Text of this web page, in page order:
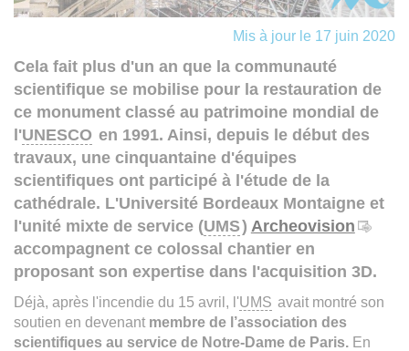
Mis à jour le 17 juin 2020
Cela fait plus d'un an que la communauté
scientifique se mobilise pour la restauration de
ce monument classé au patrimoine mondial de
l'UNESCO en 1991. Ainsi, depuis le début des
travaux, une cinquantaine d'équipes
scientifiques ont participé à l'étude de la
cathédrale. L'Université Bordeaux Montaigne et
l'unité mixte de service (UMS) Archeovision
accompagnent ce colossal chantier en
proposant son expertise dans l'acquisition 3D.
Déjà, après l'incendie du 15 avril, l'UMS avait montré son
soutien en devenant membre de l’association des
scientifiques au service de Notre-Dame de Paris. En